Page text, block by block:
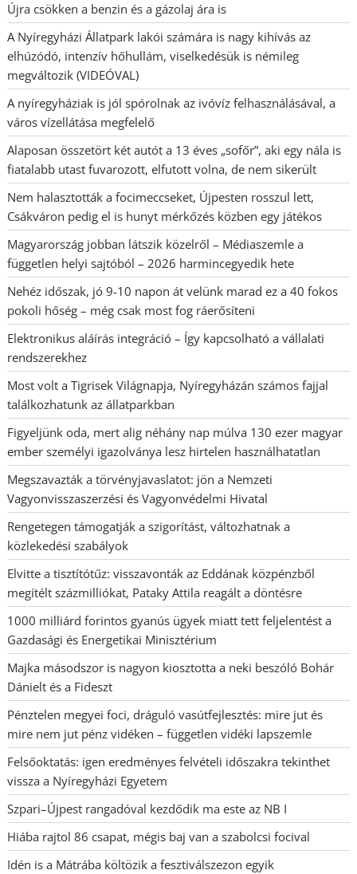
Újra csökken a benzin és a gázolaj ára is
A Nyíregyházi Állatpark lakói számára is nagy kihívás az
elhúzódó, intenzív hőhullám, viselkedésük is némileg
megváltozik (VIDEÓVAL)
A nyíregyháziak is jól spórolnak az ivóvíz felhasználásával, a
város vízellátása megfelelő
Alaposan összetört két autót a 13 éves „sofőr”, aki egy nála is
fiatalabb utast fuvarozott, elfutott volna, de nem sikerült
Nem halasztották a focimeccseket, Újpesten rosszul lett,
Csákváron pedig el is hunyt mérkőzés közben egy játékos
Magyarország jobban látszik közelről – Médiaszemle a
független helyi sajtóból – 2026 harmincegyedik hete
Nehéz időszak, jó 9-10 napon át velünk marad ez a 40 fokos
pokoli hőség – még csak most fog ráerősíteni
Elektronikus aláírás integráció – Így kapcsolható a vállalati
rendszerekhez
Most volt a Tigrisek Világnapja, Nyíregyházán számos fajjal
találkozhatunk az állatparkban
Figyeljünk oda, mert alig néhány nap múlva 130 ezer magyar
ember személyi igazolványa lesz hirtelen használhatatlan
Megszavazták a törvényjavaslatot: jön a Nemzeti
Vagyonvisszaszerzési és Vagyonvédelmi Hivatal
Rengetegen támogatják a szigorítást, változhatnak a
közlekedési szabályok
Elvitte a tisztítótűz: visszavonták az Eddának közpénzből
megítélt százmilliókat, Pataky Attila reagált a döntésre
1000 milliárd forintos gyanús ügyek miatt tett feljelentést a
Gazdasági és Energetikai Minisztérium
Majka másodszor is nagyon kiosztotta a neki beszóló Bohár
Dánielt és a Fideszt
Pénztelen megyei foci, dráguló vasútfejlesztés: mire jut és
mire nem jut pénz vidéken – független vidéki lapszemle
Felsőoktatás: igen eredményes felvételi időszakra tekinthet
vissza a Nyíregyházi Egyetem
Szpari–Újpest rangadóval kezdődik ma este az NB I
Hiába rajtol 86 csapat, mégis baj van a szabolcsi focival
Idén is a Mátrába költözik a fesztiválszezon egyik